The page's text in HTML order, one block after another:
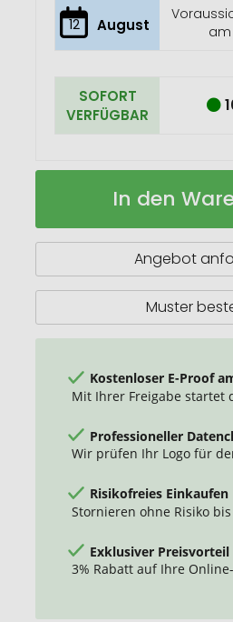
12 August
SOFORT
VERFÜGBAR
mit
In den
Angebot
Muster
Kostenloser E-Proof
Mit Ihrer Freigabe startet
Professioneller
Wir prüfen Ihr Logo für
Risikofreies Einkaufen
Stornieren ohne Risiko
Exklusiver Preisvorteil
3% Rabatt auf Ihre